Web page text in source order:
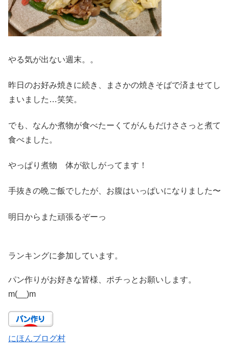
やる気が出ない週末。。
昨日のお好み焼きに続き、まさかの焼きそばで済ませてし
まいました…笑笑。
でも、なんか煮物が食べたーくてがんもだけささっと煮て
食べました。
やっぱり煮物 体が欲しがってます！
手抜きの晩ご飯でしたが、お腹はいっぱいになりました〜
明日からまた頑張るぞーっ
ランキングに参加しています。
パン作りがお好きな皆様、ポチっとお願いします。
m(__)m
にほんブログ村